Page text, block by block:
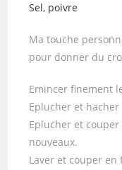
Sel, poivre
Ma touche
pour donner du
Emincer finement
Eplucher et hacher
Eplucher et
nouveaux.
Laver et couper